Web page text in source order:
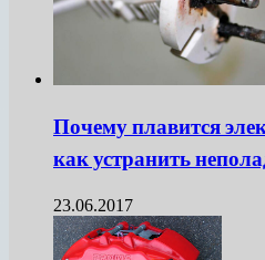
Почему плавится
как устранить
23.06.2017